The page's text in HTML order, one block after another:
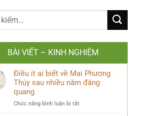
BÀI VIẾT – KINH NGHIỆM
Điều ít ai biết về Mai Phương
Thúy sau nhiều năm đăng
quang
Chức năng bình luận bị tắt